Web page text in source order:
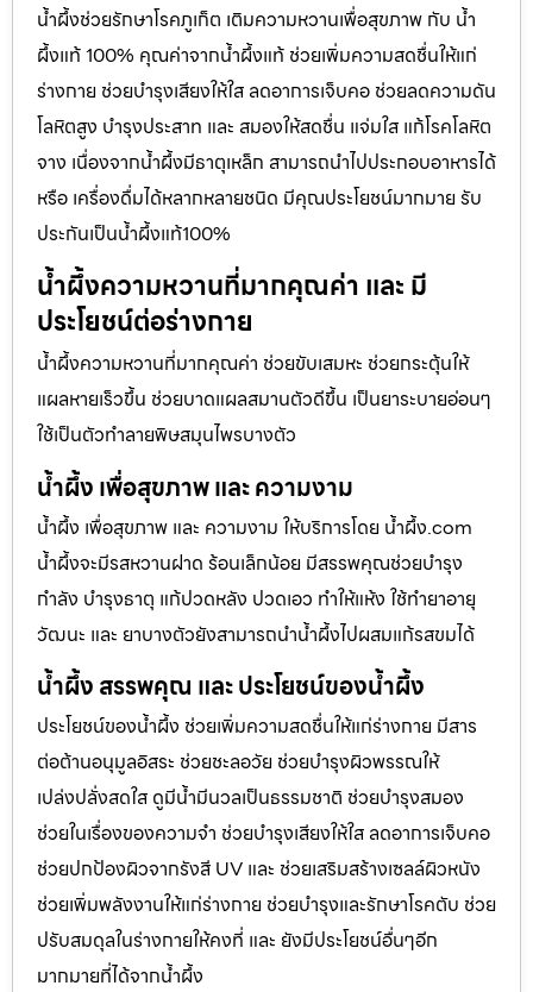
น้ำผึ้งช่วยรักษาโรคภูเก็ต เติมความหวานเพื่อสุขภาพ กับ น้ำ
ผึ้งแท้ 100% คุณค่าจากน้ำผึ้งแท้ ช่วยเพิ่มความสดชื่นให้แก่
ร่างกาย ช่วยบำรุงเสียงให้ใส ลดอาการเจ็บคอ ช่วยลดความดัน
โลหิตสูง บำรุงประสาท และ สมองให้สดชื่น แจ่มใส แก้โรคโลหิต
จาง เนื่องจากน้ำผึ้งมีธาตุเหล็ก สามารถนำไปประกอบอาหารได้
หรือ เครื่องดื่มได้หลากหลายชนิด มีคุณประโยชน์มากมาย รับ
ประกันเป็นน้ำผึ้งแท้100%
น้ำผึ้งความหวานที่มากคุณค่า และ มี
ประโยชน์ต่อร่างกาย
น้ำผึ้งความหวานที่มากคุณค่า ช่วยขับเสมหะ ช่วยกระตุ้นให้
แผลหายเร็วขึ้น ช่วยบาดแผลสมานตัวดีขึ้น เป็นยาระบายอ่อนๆ
ใช้เป็นตัวทำลายพิษสมุนไพรบางตัว
น้ำผึ้ง เพื่อสุขภาพ และ ความงาม
น้ำผึ้ง เพื่อสุขภาพ และ ความงาม ให้บริการโดย น้ำผึ้ง.com
น้ำผึ้งจะมีรสหวานฝาด ร้อนเล็กน้อย มีสรรพคุณช่วยบำรุง
กำลัง บำรุงธาตุ แก้ปวดหลัง ปวดเอว ทำให้แห้ง ใช้ทำยาอายุ
วัฒนะ และ ยาบางตัวยังสามารถนำน้ำผึ้งไปผสมแก้รสขมได้
น้ำผึ้ง สรรพคุณ และ ประโยชน์ของน้ำผึ้ง
ประโยชน์ของน้ำผึ้ง ช่วยเพิ่มความสดชื่นให้แก่ร่างกาย มีสาร
ต่อต้านอนุมูลอิสระ ช่วยชะลอวัย ช่วยบำรุงผิวพรรณให้
เปล่งปลั่งสดใส ดูมีน้ำมีนวลเป็นธรรมชาติ ช่วยบำรุงสมอง
ช่วยในเรื่องของความจำ ช่วยบำรุงเสียงให้ใส ลดอาการเจ็บคอ
ช่วยปกป้องผิวจากรังสี UV และ ช่วยเสริมสร้างเซลล์ผิวหนัง
ช่วยเพิ่มพลังงานให้แก่ร่างกาย ช่วยบำรุงและรักษาโรคตับ ช่วย
ปรับสมดุลในร่างกายให้คงที่ และ ยังมีประโยชน์อื่นๆอีก
มากมายที่ได้จากน้ำผึ้ง